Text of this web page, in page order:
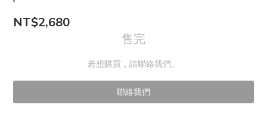
NT$2,680
售完
若想購買，請聯絡我們。
聯絡我們